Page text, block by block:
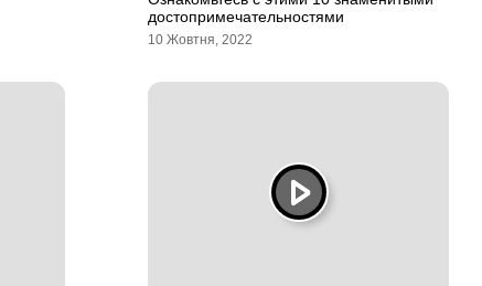
достопримечательностями
10 Жовтня, 2022